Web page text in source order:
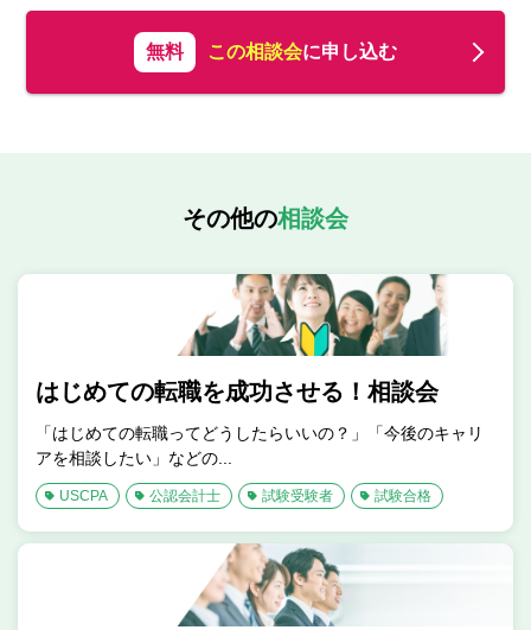
無料 この相談会に申し込む
その他の相談会
はじめての転職を成功させる！相談会
「はじめての転職ってどうしたらいいの？」「今後のキャリ
アを相談したい」などの...
USCPA 公認会計士 試験受験者 試験合格